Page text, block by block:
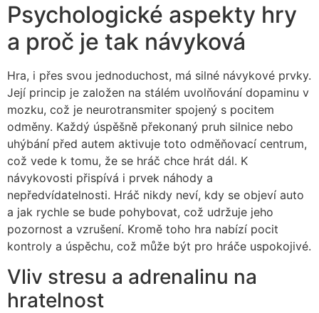
Psychologické aspekty hry
a proč je tak návyková
Hra, i přes svou jednoduchost, má silné návykové prvky.
Její princip je založen na stálém uvolňování dopaminu v
mozku, což je neurotransmiter spojený s pocitem
odměny. Každý úspěšně překonaný pruh silnice nebo
uhýbání před autem aktivuje toto odměňovací centrum,
což vede k tomu, že se hráč chce hrát dál. K
návykovosti přispívá i prvek náhody a
nepředvídatelnosti. Hráč nikdy neví, kdy se objeví auto
a jak rychle se bude pohybovat, což udržuje jeho
pozornost a vzrušení. Kromě toho hra nabízí pocit
kontroly a úspěchu, což může být pro hráče uspokojivé.
Vliv stresu a adrenalinu na
hratelnost